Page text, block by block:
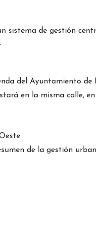
sistema de gestión
del Ayuntamiento
en la misma calle,
de la gestión